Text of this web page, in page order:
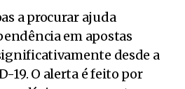
a procurar ajuda
em apostas
desde a
19. O alerta é feito por